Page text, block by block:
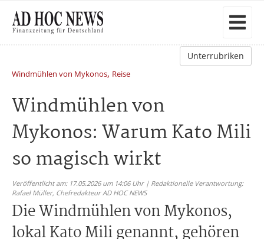
Unterrubriken
Windmühlen von Mykonos, Reise
Windmühlen von
Mykonos: Warum Kato Mili
so magisch wirkt
Veröffentlicht am: 17.05.2026 um 14:06 Uhr | Redaktionelle Verantwortung:
Rafael Müller, Chefredakteur AD HOC NEWS
Die Windmühlen von Mykonos,
lokal Kato Mili genannt, gehören